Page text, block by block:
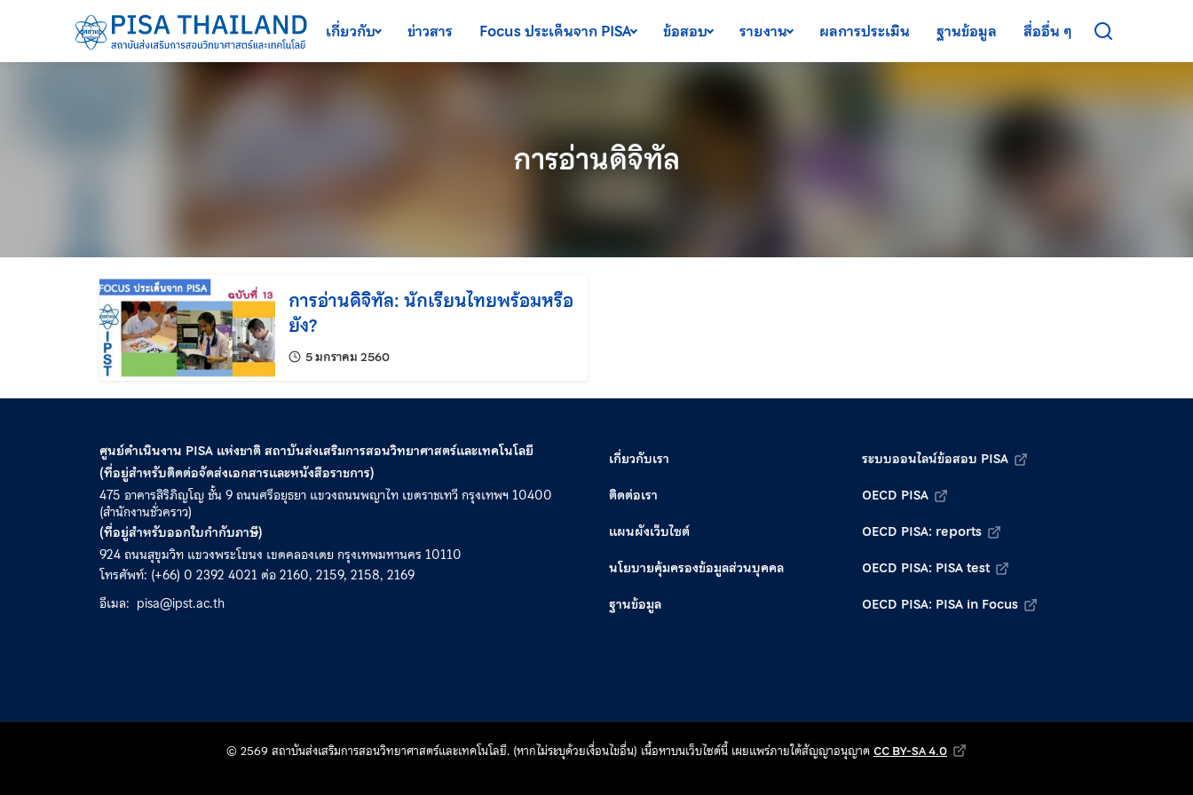
ข้ามไปยังเนื้อหาหลัก
เกี่ยวกับ
ข่าวสาร Focus ประเด็นจาก PISA ข้อสอบ รายงาน ผลการประเมิน ฐานข้อมูล สื่ออื่น ๆ
การอ่านดิจิทัล
การอ่านดิจิทัล: นักเรียนไทยพร้อมหรือ
ยัง?
5 มกราคม 2560แก้ไขล่าสุดเมื่อ:
ศูนย์ดำเนินงาน PISA แห่งชาติ สถาบันส่งเสริมการสอนวิทยาศาสตร์และเทคโนโลยี
(ที่อยู่สำหรับติดต่อจัดส่งเอกสารและหนังสือราชการ)
475 อาคารสิริภิญโญ ชั้น 9 ถนนศรีอยุธยา แขวงถนนพญาไท เขตราชเทวี กรุงเทพฯ 10400
(สำนักงานชั่วคราว)
(ที่อยู่สำหรับออกใบกำกับภาษี)
924 ถนนสุขุมวิท แขวงพระโขนง เขตคลองเตย กรุงเทพมหานคร 10110
โทรศัพท์: (+66) 0 2392 4021 ต่อ 2160, 2159, 2158, 2169
อีเมล: pisa@ipst.ac.th
เกี่ยวกับเรา
ติดต่อเรา
แผนผังเว็บไซต์
นโยบายคุ้มครองข้อมูลส่วนบุคคล
ฐานข้อมูล
ระบบออนไลน์ข้อสอบ PISA
OECD PISA
OECD PISA: reports
OECD PISA: PISA test
OECD PISA: PISA in Focus
© 2569 สถาบันส่งเสริมการสอนวิทยาศาสตร์และเทคโนโลยี. (หากไม่ระบุด้วยเงื่อนไขอื่น) เนื้อหาบนเว็บไซต์นี้ เผยแพร่ภายใต้สัญญาอนุญาต CC BY-SA 4.0
Creative Commons Attribution-ShareAlike 4.0